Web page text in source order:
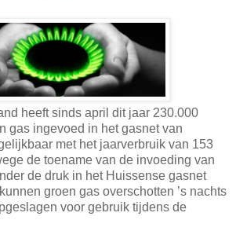
heeft sinds april dit jaar 230.000
gas ingevoed in het gasnet van
met het jaarverbruik van 153
de toename van de invoeding van
de druk in het Huissense gasnet
groen gas overschotten ’s nachts
voor gebruik tijdens de